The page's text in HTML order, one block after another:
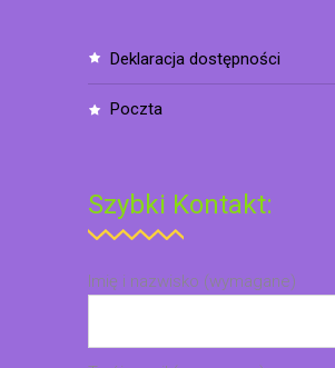
deklaracja dostępności
poczta
Szybki Kontakt:
Imię i nazwisko (wymagane)